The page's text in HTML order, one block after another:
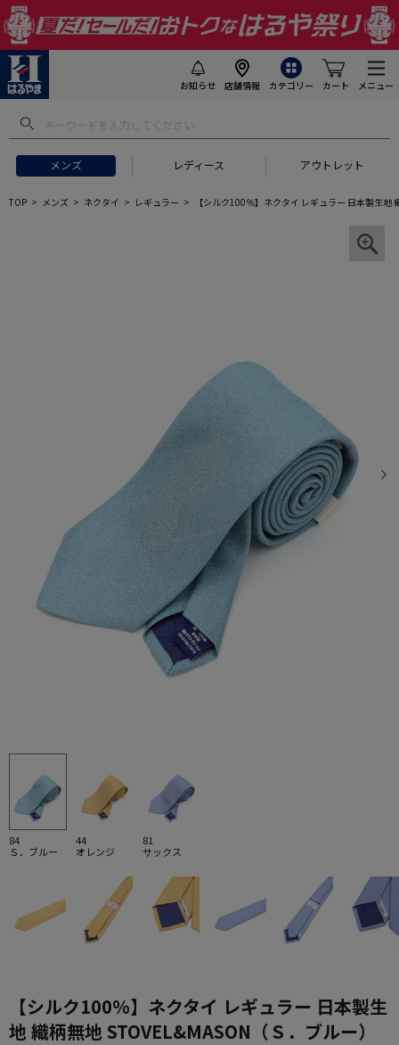
お知らせ 店舗情報 カテゴリー カート メニュー
メンズ レディース アウトレット
TOP メンズ ネクタイ レギュラー 【シルク100％】ネクタイ レギュラー 日本製生地
84
Ｓ．ブルー
44
オレンジ
81
サックス
【シルク100％】ネクタイ レギュラー 日本製生
地 織柄無地 STOVEL&MASON（Ｓ．ブルー）